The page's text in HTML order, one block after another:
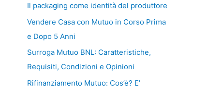
Il packaging come identità del produttore
Vendere Casa con Mutuo in Corso Prima
e Dopo 5 Anni
Surroga Mutuo BNL: Caratteristiche,
Requisiti, Condizioni e Opinioni
Rifinanziamento Mutuo: Cos’è? E’